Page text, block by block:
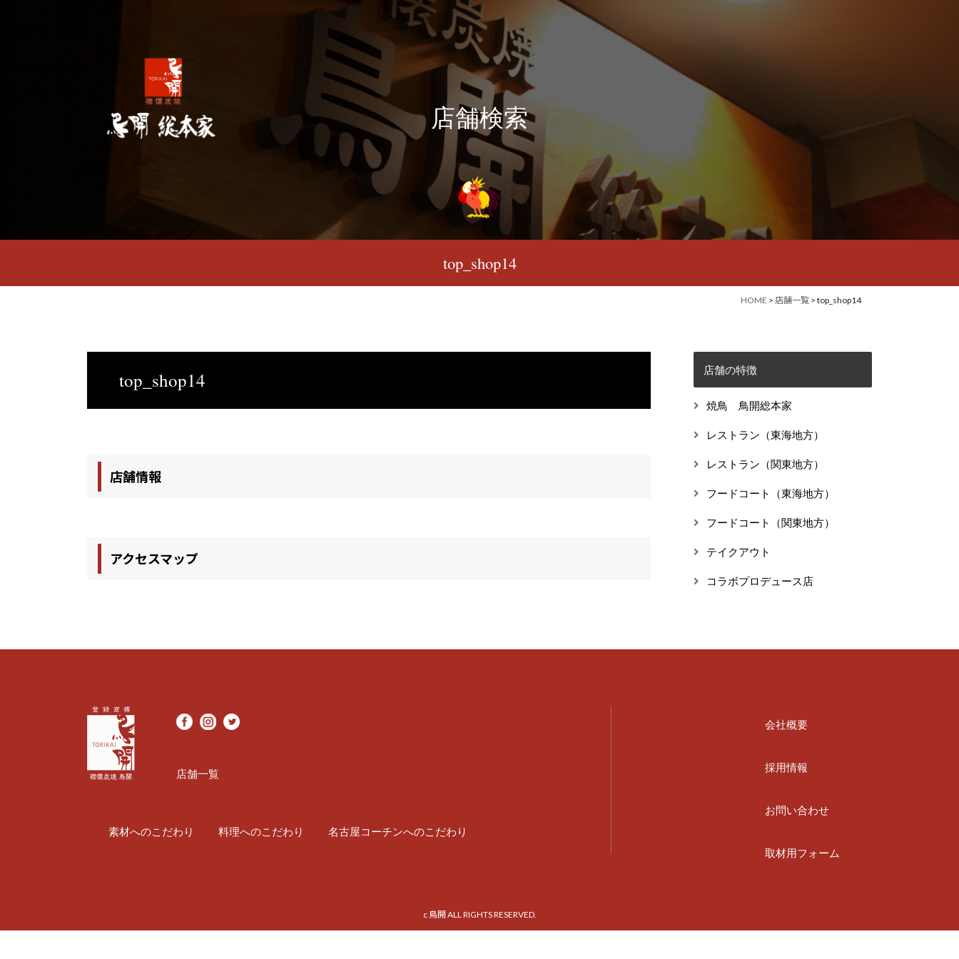
店舗検索
top_shop14
HOME > 店舗一覧 > top_shop14
店舗の特徴
焼鳥 鳥開総本家
レストラン（東海地方）
レストラン（関東地方）
フードコート（東海地方）
フードコート（関東地方）
テイクアウト
コラボプロデュース店
top_shop14
店舗情報
アクセスマップ
店舗一覧
素材へのこだわり 料理へのこだわり 名古屋コーチンへのこだわり
会社概要
採用情報
お問い合わせ
取材用フォーム
c 鳥開 ALL RIGHTS RESERVED.